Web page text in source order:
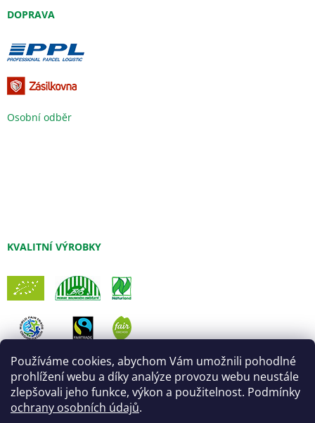
Používáme cookies, abychom Vám umožnili pohodlné
prohlížení webu a díky analýze provozu webu neustále
zlepšovali jeho funkce, výkon a použitelnost. Podmínky
ochrany osobních údajů.
DOPRAVA
Osobní odběr
KVALITNÍ VÝROBKY